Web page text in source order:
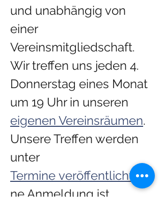
und unabhängig von
einer
Vereinsmitgliedschaft.​
Wir treffen uns jeden 4.
Donnerstag eines Monat
um 19 Uhr in unseren
eigenen Vereinsräumen.
Unsere Treffen werden
unter
Termine veröffentlicht . Ei
ne Anmeldung ist